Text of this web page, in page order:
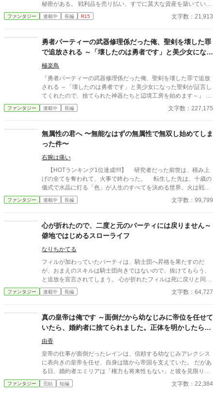
秘密がある。 戦利品を売り払い、すでに莫大な資産を築いていた
のだ。 その莫大な資金を元手に、静かに暮らそうと王都に戻る途
中、盗賊に襲われていた一台の馬車を救出する。 乗っていたのは
なってしまった。 だが、そこは誰も住んでいない『呪われた地』
と云われる辺境の魔境。 ……いいじゃん！ 誰もいないなんて好
都合！ 悠々自適に暮らそうと意気込む俺だったが、行きの馬車に
隠れていたのは、なんと先ほど助けた王女様！？ どうやら王城で
酷い扱いを受けていた彼女は、城を捨てて俺についてきたらし
い。 王女様は命を狙われており、戻れば殺されるらしい。 ならば
一緒に連れて行くしかあるまい。 資金もあるし、誰も居ない領地
も貰えて好き勝手できる。 これって最高なのでは？ ※マルチ投稿
しています。
ファンタジー 連載中 長編 R15 文字数：21,913
勇者パーティーの武器修理係だった俺、聖剣を壊した罪
で追放される ～「壊したのは勇者です」と美少女になっ
た聖剣が証言してくれたので、捨てられた
極楽鳥
『勇者パーティーの武器修理係だった俺、聖剣を壊した罪で追放
される ～「壊したのは勇者です」と美少女になった聖剣が証言し
てくれたので、捨てられた神器たちと辺境工房を始めます～』 あ
らすじ 勇者パーティーの武器修理係ラウルは、戦えない無能とし
て仲間から見下されていた。 ある日、ラウルの警告を無視した勇
ウルだった。 報酬も名誉も奪われ、パーティーを追放されたラウ
ルは、処分されることになった聖剣だけを引き取って辺境へ向か
う。 廃村の鍛冶場で折れた聖剣を修理すると、まばゆい光の中か
ら銀髪の美しい女性が現れた。 「わたしを壊したのは勇者です。
そして、あなたこそがわたしの主です」 ラウルの外れ技能【原型
復元】には、壊れた神器を本来の姿へ戻す力があった。 聖剣、神
盾、魔導鎧、古代要塞――。 捨てられた神器を直すたび、最強の
美少女が仲間になっていく。 これは無能扱いされた修理師が、愛
の重い神器たちと辺境工房を築き、やがて壊れかけた世界まで修
ファンタジー 連載中 長編 文字数：227,175
無属性の君へ 〜無能なはずの無属性で無双し始めてしま
った件〜
右腕は痛い
【HOTランキング1位達成!!!!】 研究者だった前世は、積み上
げの全てを奪われて、火事で終わった。 転生した先は、十歳の
儀式で水晶に灯る「色」が人生のすべてを決める世界。火は戦い
に、土は壁に、青は治しに——だが、彼の水晶だけが灯らなかっ
た。 無属性。俗称「いろなし」。職への道は閉ざされ、村の帳
も彼は見ていた。誰の色も、灯る直前に一瞬だけ走る——「色の
ない揺らぎ」を。 無いんじゃない。まだ、見つかっていないだ
けだ。 誰にも見せない納屋で、毎晩百回、三年。物が既に持つ
性質に無色の魔力を沿わせる独自技術「支え」を組み上げた少年
の前に、ある夜、火の色の髪の冒険者が立つ。三年ぶんの記録の
板を見上げて、彼女は笑わずに言った。 「ないんじゃなくて、ま
だ見つかってないだけなんでしょ。……いいよ。あたしが最初に
見つけたげる」 欄のなかった少年と、その三年を最初に面白が
った冒険者。拾われた雑用格から始まり、村を出て、ギルド都市
ぶの記録だ。 ※今週、1日2話投稿を出来る限り全力で頑張りま
す🔥寝ない🔥 ※完結まで投稿を続けることをお約束します
ファンタジー 連載中 長編 文字数：99,799
心が折れたので、二度と元のパーティには戻りません～
僻地ではじめるスローライフ
なりちかてる
フィルが加わっていたパーティは、騎士団へ昇格を果たすのだ
が、おまえのスキルは騎士団向きではないので、抜けてもらう、
と追放を宣言されてしまう。 心が折れたフィルは死に戻りと同時
にパーティを抜け、故郷の町でスローライフをはじめることを決
意するのだが……。
ファンタジー 連載中 長編 文字数：64,727
真の皇帝は俺です ～面倒だから幼なじみに帝位を任せて
いたら、婚約者に捨てられました。正体を明かしたら全
員後悔してももう遅い～
由香
皇帝の仕事が面倒だったレインは、信頼する幼なじみアレクシス
に表向きの皇帝を任せ、自身は陰から帝国を支えていた。 だがあ
る日、婚約者エミリアは「権力も将来性もない」と彼を見限り婚
約破棄を宣言する。 しかし彼女は知らなかった。 帝国を動かして
いた真の支配者が誰なのかを。 これは全てを持ちながら隠してい
ファンタジー 完結 短編 文字数：22,384